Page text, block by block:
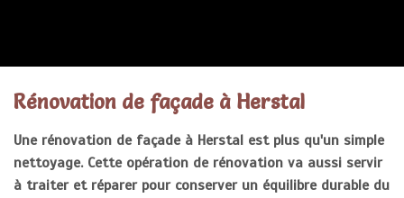
Rénovation de façade à Herstal
Une rénovation de façade à Herstal est plus qu'un simple
nettoyage. Cette opération de rénovation va aussi servir
à traiter et réparer pour conserver un équilibre durable du